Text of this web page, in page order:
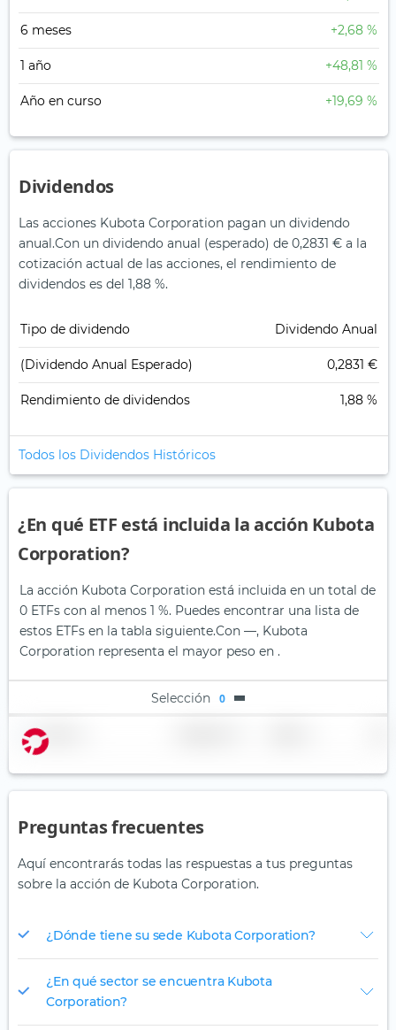
6 meses +2,68 %
1 año +48,81 %
Año en curso +19,69 %
Dividendos
Las acciones Kubota Corporation pagan un dividendo
anual.Con un dividendo anual (esperado) de 0,2831 € a la
cotización actual de las acciones, el rendimiento de
dividendos es del 1,88 %.
Tipo de dividendo Dividendo Anual
(Dividendo Anual Esperado) 0,2831 €
Rendimiento de dividendos 1,88 %
Todos los Dividendos Históricos
¿En qué ETF está incluida la acción Kubota
Corporation?
La acción Kubota Corporation está incluida en un total de
0 ETFs con al menos 1 %. Puedes encontrar una lista de
estos ETFs en la tabla siguiente.Con —, Kubota
Corporation representa el mayor peso en .
Selección 0
Nombre
Preguntas frecuentes
Aquí encontrarás todas las respuestas a tus preguntas
sobre la acción de Kubota Corporation.
¿Dónde tiene su sede Kubota Corporation?
¿En qué sector se encuentra Kubota
Corporation?